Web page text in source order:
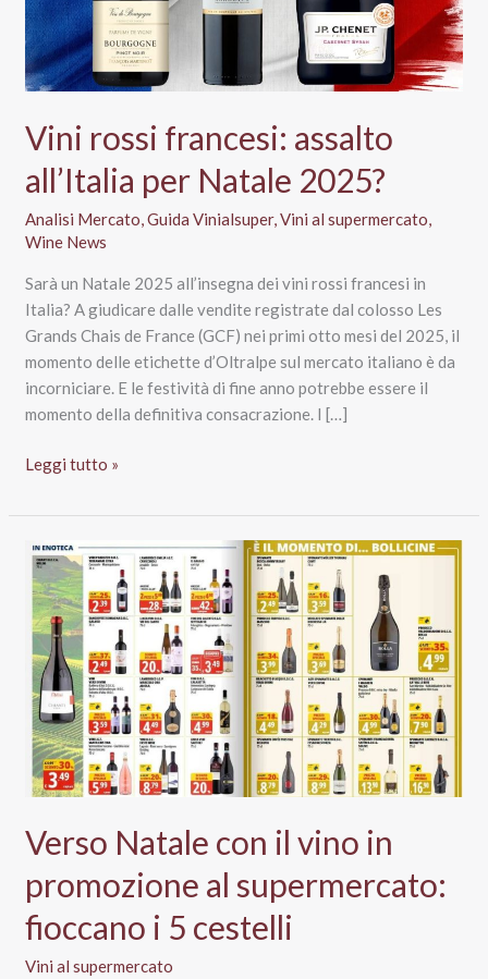
Vini rossi francesi: assalto
all’Italia per Natale 2025?
Analisi Mercato,Guida Vinialsuper,Vini al supermercato,
Wine News
Sarà un Natale 2025 all’insegna dei vini rossi francesi in
Italia? A giudicare dalle vendite registrate dal colosso Les
Grands Chais de France (GCF) nei primi otto mesi del 2025, il
momento delle etichette d’Oltralpe sul mercato italiano è da
incorniciare. E le festività di fine anno potrebbe essere il
momento della definitiva consacrazione. I […]
Vini
francesi:
assalto
all’Italia
per
Natale
2025?
Leggi tutto »
Verso Natale con il vino in
promozione al supermercato:
fioccano i 5 cestelli
Vini al supermercato